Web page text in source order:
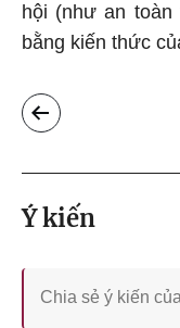
hội (như an toàn
bằng kiến thức
Ý kiến